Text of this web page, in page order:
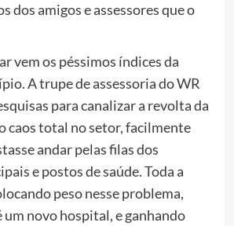
dos amigos e assessores que o
vem os péssimos índices da
A trupe de assessoria do WR
para canalizar a revolta da
caos total no setor, facilmente
andar pelas filas dos
e postos de saúde. Toda a
peso nesse problema,
novo hospital, e ganhando